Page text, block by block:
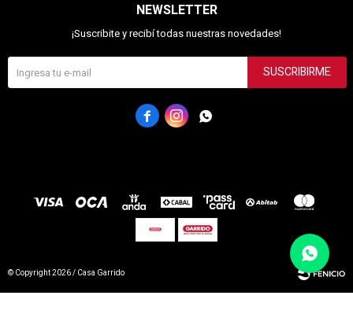
NEWSLETTER
¡Suscribite y recibí todas nuestras novedades!
SUSCRIBIRME
  
© Copyright 2026 / Casa Garrido